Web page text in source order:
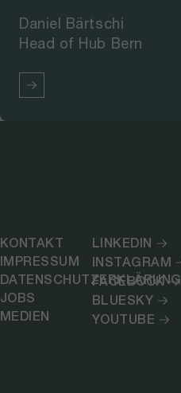
Daniel Bärtschi
Head of Hub Bern
KONTAKT
IMPRESSUM
DATENSCHUTZERKLÄRUNG
JOBS
MEDIEN
LINKEDIN
INSTAGRAM
FACEBOOK
BLUESKY
YOUTUBE